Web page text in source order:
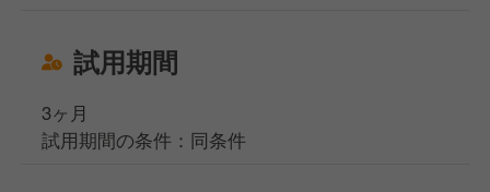
試用期間
3ヶ月
試用期間の条件：同条件